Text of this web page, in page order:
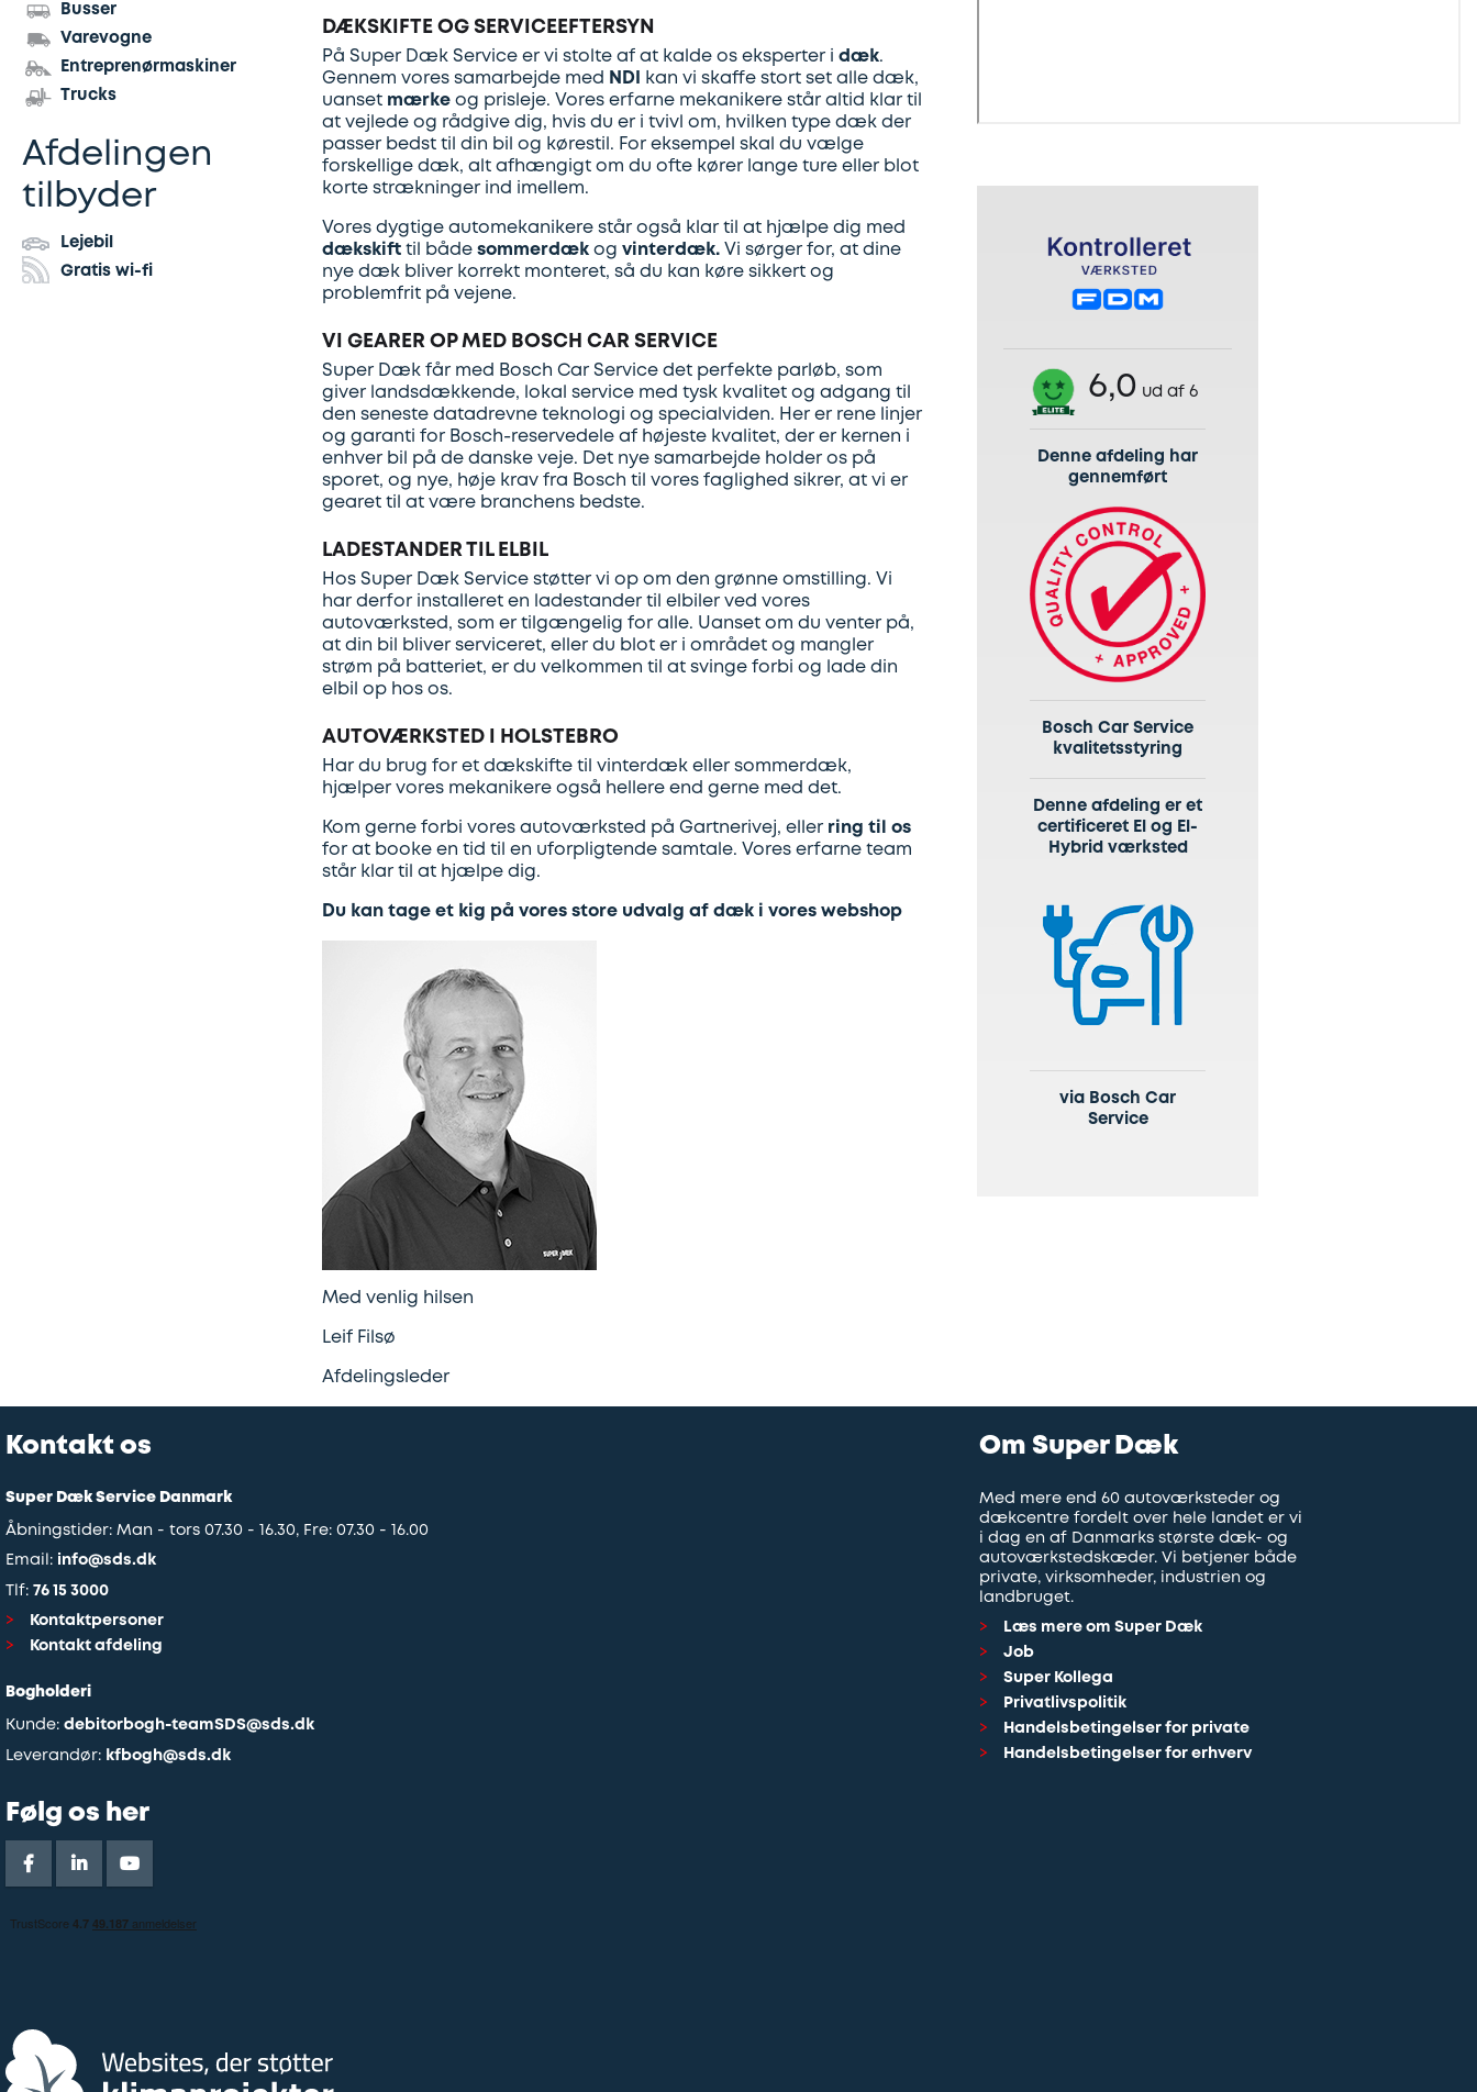
Busser
Varevogne
Entreprenørmaskiner
Trucks
Afdelingen
tilbyder
Lejebil
Gratis wi-fi
DÆKSKIFTE OG SERVICEEFTERSYN
På Super Dæk Service er vi stolte af at kalde os eksperter idæk.
Gennem vores samarbejde med NDI
kan vi skaffe stort set alle dæk,
uanset mærke og prisleje. Vores erfarne mekanikere står altid klar til
at vejlede og rådgive dig, hvis du er i tvivl om, hvilken type dæk der
passer bedst til din bil og kørestil. For eksempel skal du vælge
forskellige dæk, alt afhængigt om du ofte kører lange ture eller blot
korte strækninger ind imellem.
Vores dygtige automekanikere står også klar til at hjælpe dig med
dækskift til bådesommerdæk ogvinterdæk. Vi sørger for, at dine
nye dæk bliver korrekt monteret, så du kan køre sikkert og
problemfrit på vejene.
VI GEARER OP MED BOSCH CAR SERVICE
Super Dæk får med Bosch Car Service det perfekte parløb, som
giver landsdækkende, lokal service med tysk kvalitet og adgang til
den seneste datadrevne teknologi og specialviden. Her er rene linjer
og garanti for Bosch-reservedele af højeste kvalitet, der er kernen i
enhver bil på de danske veje. Det nye samarbejde holder os på
sporet, og nye, høje krav fra Bosch til vores faglighed sikrer, at vi er
gearet til at være branchens bedste.
LADESTANDER TIL ELBIL
Hos Super Dæk Service støtter vi op om den grønne omstilling. Vi
har derfor installeret en ladestander til elbiler ved vores
autoværksted, som er tilgængelig for alle. Uanset om du venter på,
at din bil bliver serviceret, eller du blot er i området og mangler
strøm på batteriet, er du velkommen til at svinge forbi og lade din
elbil op hos os.
AUTOVÆRKSTED I HOLSTEBRO
Har du brug for et dækskifte til vinterdæk eller sommerdæk,
hjælper vores mekanikere også hellere end gerne med det.
Kom gerne forbi vores autoværksted på Gartnerivej, eller ring til os
for at booke en tid til en uforpligtende samtale. Vores erfarne team
står klar til at hjælpe dig.
Du kan tage et kig på vores store udvalg af dæk i vores webshop
Med venlig hilsen
Leif Filsø
Afdelingsleder
6,0 ud af 6
Denne afdeling har
gennemført
Bosch Car Service
kvalitetsstyring
Denne afdeling er et
certificeret El og El-
Hybrid værksted
via Bosch Car
Service
Kontakt os
Super Dæk Service Danmark
Åbningstider: Man - tors 07.30 - 16.30, Fre: 07.30 - 16.00
Email: info@sds.dk
Tlf: 76 15 3000
Kontaktpersoner
Kontakt afdeling
Bogholderi
Kunde: debitorbogh-teamSDS@sds.dk
Leverandør: kfbogh@sds.dk
Om Super Dæk
Med mere end 60 autoværksteder og
dækcentre fordelt over hele landet er vi
i dag en af Danmarks største dæk- og
autoværkstedskæder. Vi betjener både
private, virksomheder, industrien og
landbruget.
Læs mere om Super Dæk
Job
Super Kollega
Privatlivspolitik
Handelsbetingelser for private
Handelsbetingelser for erhverv
Følg os her